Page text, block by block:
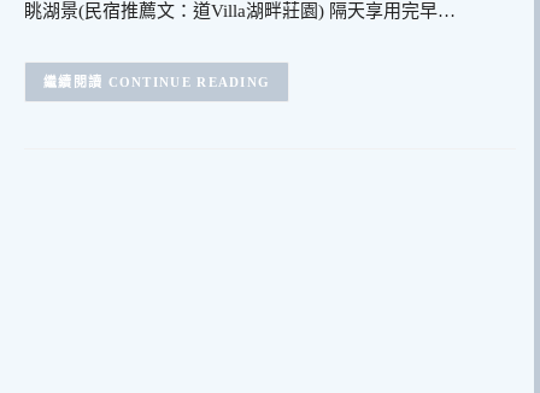
眺湖景(民宿推薦文：道Villa湖畔莊園) 隔天享用完早…
CONTINUE READING